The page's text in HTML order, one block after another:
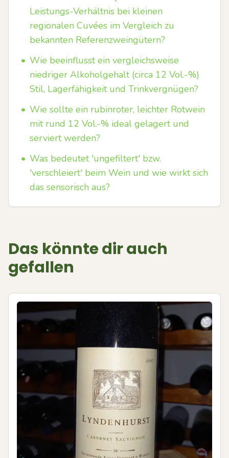
Leistungs-Verhältnis bei kleinen
regionalen Cuvées im Vergleich zu
bekannten Referenzweingütern?
• Wie beeinflusst ein vergleichsweise
niedriger Alkoholgehalt (circa 12 Vol.-%)
Stil, Lagerfähigkeit und Trinkvergnügen?
• Wie sollte ein rubinroter, leichter Rotwein
mit rund 12 Vol.-% ideal gelagert und
serviert werden?
• Was bedeutet 'ungefiltert' bzw.
'verschleiert' beim Wein und wie wirkt sich
das sensorisch aus?
Das könnte dir auch
gefallen